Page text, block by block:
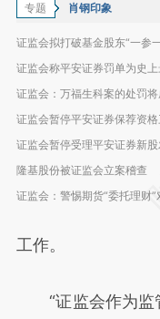
专题 肖钢印象
证监会拟打破基金股东“一参
证监会称平安证券罚单为史
证监会：万福生科案的处罚
证监会暂停平安证券保荐资格
证监会暂停受理平安证券新
隆基股份被证监会立案稽查
证监会：警惕期货“委托理财”
工作。
“证监会作为监